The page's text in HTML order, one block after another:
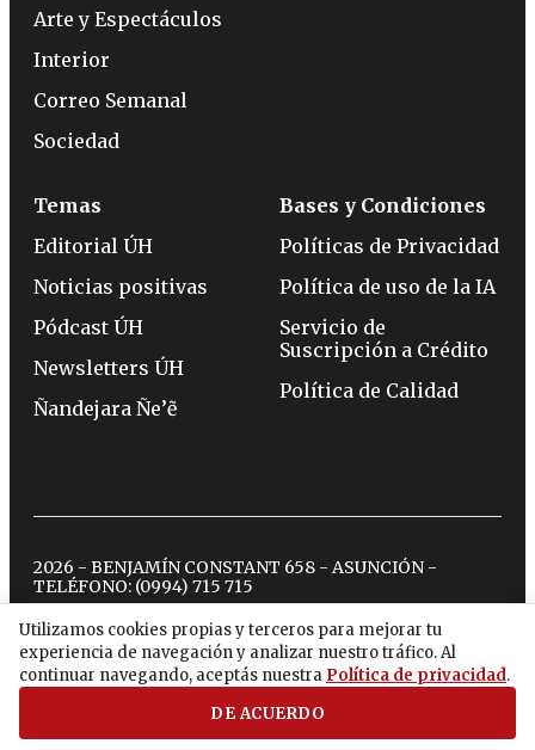
Utilizamos cookies propias y terceros para mejorar tu
experiencia de navegación y analizar nuestro tráfico. Al
continuar navegando, aceptás nuestra Política de privacidad.
DE ACUERDO
Arte y Espectáculos
Interior
Correo Semanal
Sociedad
Temas
Editorial ÚH
Noticias positivas
Pódcast ÚH
Newsletters ÚH
Ñandejara Ñe’ẽ
Bases y Condiciones
Políticas de Privacidad
Política de uso de la IA
Servicio de
Suscripción a Crédito
Política de Calidad
2026 - BENJAMÍN CONSTANT 658 - ASUNCIÓN -
TELÉFONO: (0994) 715 715
twitterinstagram
facebook
tiktokyoutubespotify